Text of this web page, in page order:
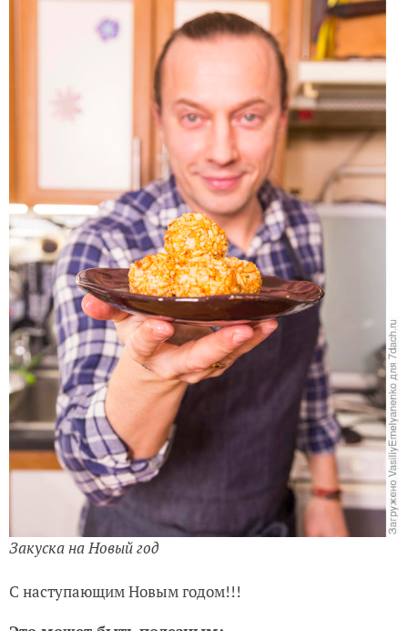
Закуска на Новый год
С наступающим Новым годом!!!